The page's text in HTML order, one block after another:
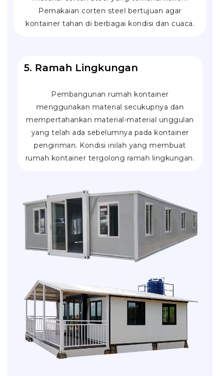
Pemakaian corten steel bertujuan agar
kontainer tahan di berbagai kondisi dan cuaca.
5. Ramah Lingkungan
Pembangunan rumah kontainer
menggunakan material secukupnya dan
mempertahankan material-material unggulan
yang telah ada sebelumnya pada kontainer
pengiriman. Kondisi inilah yang membuat
rumah kontainer tergolong ramah lingkungan.